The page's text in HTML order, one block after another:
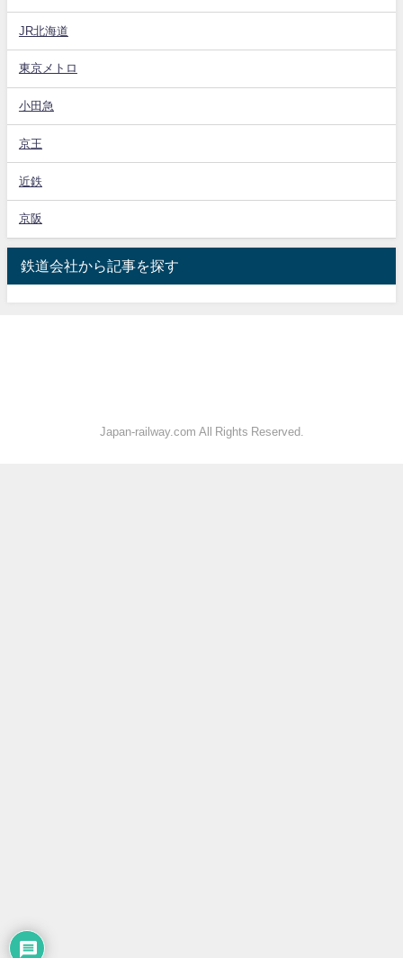
JR北海道
東京メトロ
小田急
京王
近鉄
京阪
鉄道会社から記事を探す
Japan-railway.com All Rights Reserved.